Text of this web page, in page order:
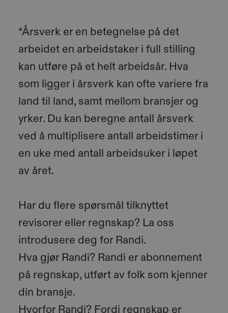
*Årsverk er en betegnelse på det
arbeidet en arbeidstaker i full stilling
kan utføre på et helt arbeidsår. Hva
som ligger i årsverk kan ofte variere fra
land til land, samt mellom bransjer og
yrker. Du kan beregne antall årsverk
ved å multiplisere antall arbeidstimer i
en uke med antall arbeidsuker i løpet
av året.
Har du flere spørsmål tilknyttet
revisorer eller regnskap? La oss
introdusere deg for Randi.
Hva gjør Randi? Randi er abonnement
på regnskap, utført av folk som kjenner
din bransje.
Hvorfor Randi? Fordi regnskap er